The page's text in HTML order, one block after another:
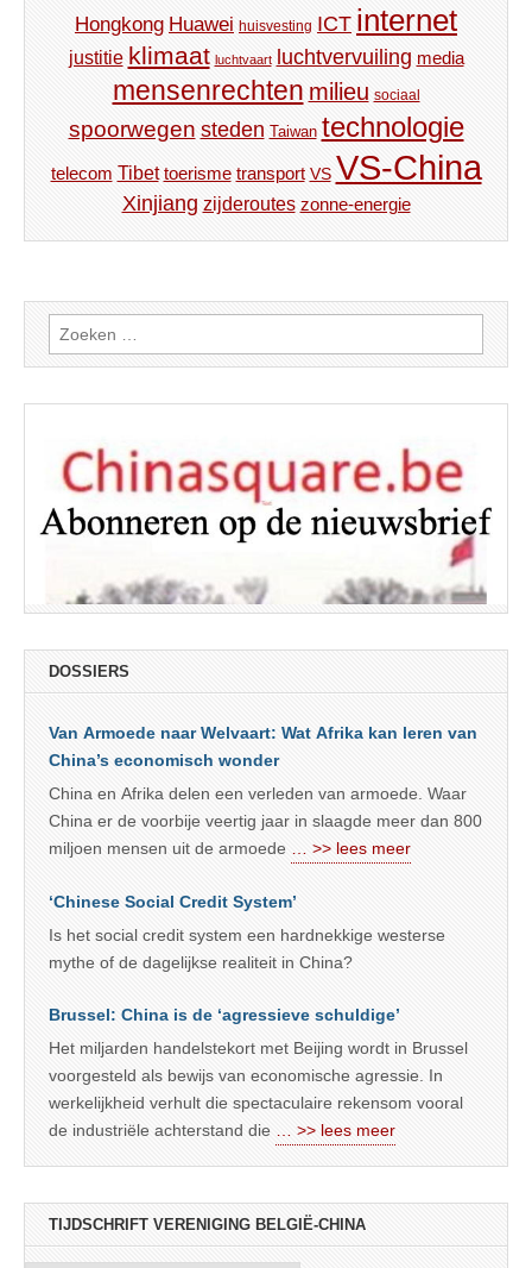
Hongkong Huawei huisvesting ICT internet
justitie klimaat luchtvaart luchtvervuiling media
mensenrechten milieu sociaal
spoorwegen steden Taiwan technologie
telecom Tibet toerisme transport VS VS-China
Xinjiang zijderoutes zonne-energie
Zoeken
naar:
DOSSIERS
Van Armoede naar Welvaart: Wat Afrika kan leren van
China’s economisch wonder
China en Afrika delen een verleden van armoede. Waar
China er de voorbije veertig jaar in slaagde meer dan 800
miljoen mensen uit de armoede
… >> lees meer
‘Chinese Social Credit System’
Is het social credit system een hardnekkige westerse
mythe of de dagelijkse realiteit in China?
Brussel: China is de ‘agressieve schuldige’
Het miljarden handelstekort met Beijing wordt in Brussel
voorgesteld als bewijs van economische agressie. In
werkelijkheid verhult die spectaculaire rekensom vooral
de industriële achterstand die
… >> lees meer
TIJDSCHRIFT VERENIGING BELGIË-CHINA